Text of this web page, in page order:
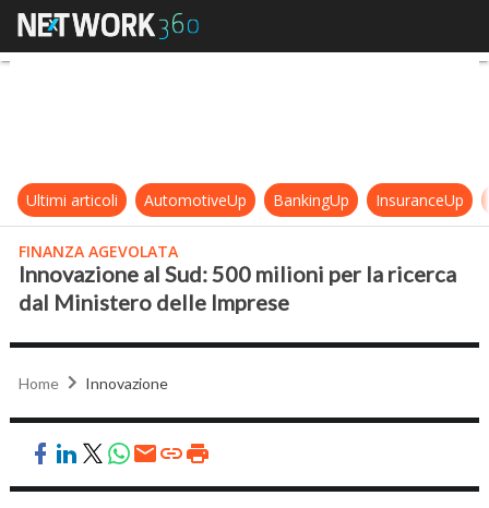
Innovazione al Sud: 500 milioni
Ultimi articoli AutomotiveUp BankingUp InsuranceUp
FINANZA AGEVOLATA
Innovazione al Sud: 500 milioni per la ricerca
dal Ministero delle Imprese
Home Innovazione